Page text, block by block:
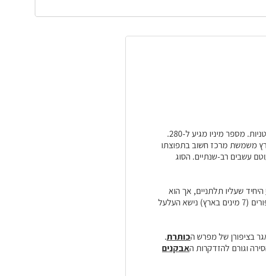
(לשעבר הפרפניים), בסדרת הקטניות. מספר מיניו מגיע ל-280.
הארץ משמשת מרכז חשוב בתפוצתו
עשבים רב-שנתיים. הסוג
היחיד שעליו תלתניים, אך הוא
מנקודה אחת, במינים ספורים (7 מינים בארץ) נישא העלעל
בציפורן של מפרש הכותרת.
וגורם להזדקרות האבקנים